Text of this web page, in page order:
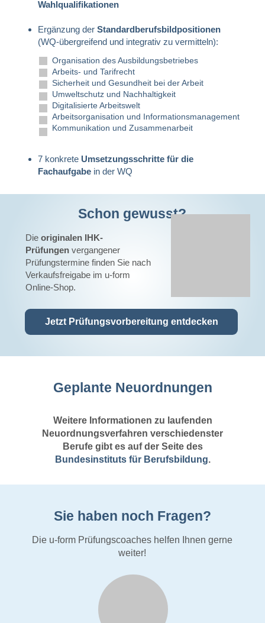
Wahlqualifikationen
Ergänzung der Standardberufsbildpositionen
(WQ-übergreifend und integrativ zu vermitteln):
Organisation des Ausbildungsbetriebes
Arbeits- und Tarifrecht
Sicherheit und Gesundheit bei der Arbeit
Umweltschutz und Nachhaltigkeit
Digitalisierte Arbeitswelt
Arbeitsorganisation und Informationsmanagement
Kommunikation und Zusammenarbeit
7 konkrete Umsetzungsschritte für die
Fachaufgabe in der WQ
Schon gewusst?
Die originalen IHK-
Prüfungen vergangener
Prüfungstermine finden Sie nach
Verkaufsfreigabe im u-form
Online-Shop.
Jetzt Prüfungsvorbereitung entdecken
Geplante Neuordnungen
Weitere Informationen zu laufenden
Neuordnungsverfahren verschiedenster
Berufe gibt es auf der Seite des
Bundesinstituts für Berufsbildung.
Sie haben noch Fragen?
Die u-form Prüfungscoaches helfen Ihnen gerne
weiter!